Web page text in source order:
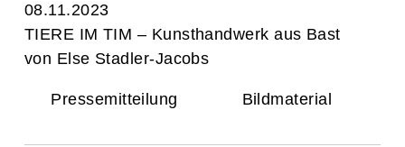
08.11.2023
TIERE IM TIM – Kunsthandwerk aus Bast
von Else Stadler-Jacobs
Pressemitteilung Bildmaterial